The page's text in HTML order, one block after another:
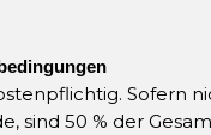
Sofern
sind 50 % der